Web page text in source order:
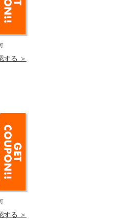
する ＞
する ＞